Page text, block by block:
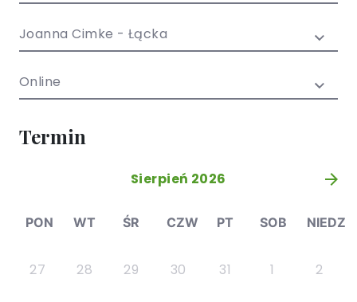
młodzieży
Joanna Cimke - Łącka
Online
Termin
Sierpień 2026 »
PON WT ŚR CZW PT SOB NIEDZ
27 28 29 30 31 1 2